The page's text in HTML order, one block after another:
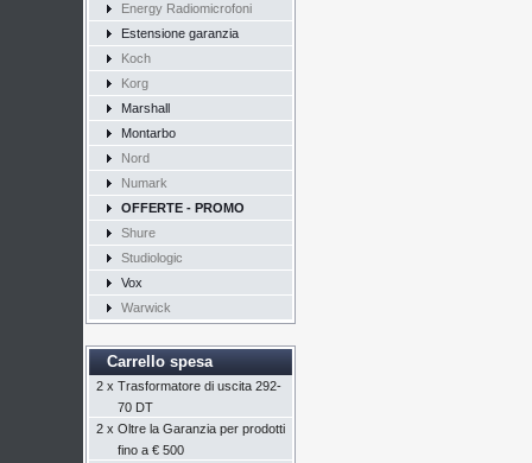
Energy Radiomicrofoni
Estensione garanzia
Koch
Korg
Marshall
Montarbo
Nord
Numark
OFFERTE - PROMO
Shure
Studiologic
Vox
Warwick
Carrello spesa
2 x Trasformatore di uscita 292-
70 DT
2 x Oltre la Garanzia per prodotti
fino a € 500